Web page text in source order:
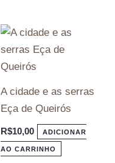
A cidade e as serras
Eça de Queirós
R$10,00 ADICIONAR
AO CARRINHO